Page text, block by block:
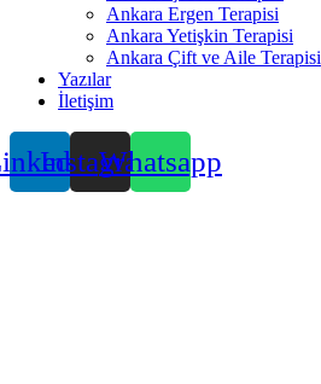
Ankara Ergen Terapisi
Ankara Yetişkin Terapisi
Ankara Çift ve Aile Terapisi
Yazılar
İletişim
InstagramWhatsapp